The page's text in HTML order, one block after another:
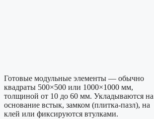
Готовые модульные элементы — обычно
квадраты 500×500 или 1000×1000 мм,
толщиной от 10 до 60 мм. Укладываются на
основание встык, замком (плитка-пазл), на
клей или фиксируются втулками.